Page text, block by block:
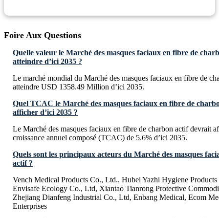
Foire Aux Questions
Quelle valeur le Marché des masques faciaux en fibre de
atteindre d’ici 2035 ?
Le marché mondial du Marché des masques faciaux en fibre de
atteindre USD 1358.49 Million d’ici 2035.
Quel TCAC le Marché des masques faciaux en fibre de
afficher d’ici 2035 ?
Le Marché des masques faciaux en fibre de charbon actif devrait
croissance annuel composé (TCAC) de 5.6% d’ici 2035.
Quels sont les principaux acteurs du Marché des masques
actif ?
Vench Medical Products Co., Ltd., Hubei Yazhi Hygiene
Envisafe Ecology Co., Ltd, Xiantao Tianrong Protective
Zhejiang Dianfeng Industrial Co., Ltd, Enbang Medical, Ecom
Enterprises